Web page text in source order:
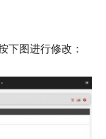
下图进行修改：